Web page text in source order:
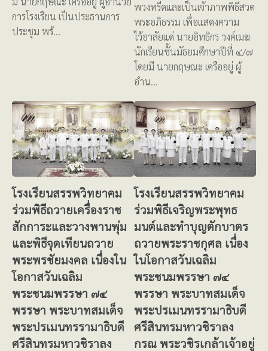
การโรงเรียน เป็นประธานการ
ประชุม พร้…
พวงหรีดและเป็นเจ้าภาพพิธีสวด
พระอภิธรรม เพื่อแสดงความ
ไว้อาลัยแด่ นายอิทธิกร วงค์เมฆ
นักเรียนชั้นมัธยมศึกษาปีที่ ๔/๗
โดยมี นายกฤษณะ เครืออยู่ ผู้
อำน…
โรงเรียนสรรพวิทยาคม
ร่วมพิธีถวายเครื่องราช
สักการะและวางพานพุ่ม
และพิธีจุดเทียนถวาย
พระพรชัยมงคล เนื่องใน
โอกาสวันเฉลิม
พระชนมพรรษา ๗๔
พรรษา พระบาทสมเด็จ
พระปรเมนทรรามาธิบดี
ศรีสินทรมหาวชิราลง
โรงเรียนสรรพวิทยาคม
ร่วมพิธีเจริญพระพุทธ
มนต์และทำบุญตักบาตร
ถวายพระราชกุศล เนื่อง
ในโอกาสวันเฉลิม
พระชนมพรรษา ๗๔
พรรษา พระบาทสมเด็จ
พระปรเมนทรรามาธิบดี
ศรีสินทรมหาวชิราลง
กรณ พระวชิรเกล้าเจ้าอยู่